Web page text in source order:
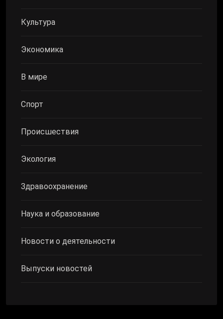
Культура
Экономика
В мире
Спорт
Происшествия
Экология
Здравоохранение
Наука и образование
Новости о деятельности
Выпуски новостей